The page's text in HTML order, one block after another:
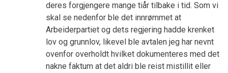
deres forgjengere mange tiår tilbake i tid. Som vi
skal se nedenfor ble det innrømmet at
Arbeiderpartiet og dets regjering hadde krenket
lov og grunnlov, likevel ble avtalen jeg har nevnt
ovenfor overholdt hvilket dokumenteres med det
nakne faktum at det aldri ble reist mistillit eller